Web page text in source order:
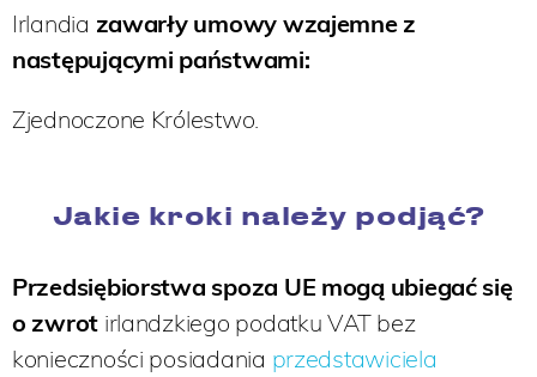
Irlandia zawarły umowy wzajemne z
następującymi państwami:
Zjednoczone Królestwo.
Jakie kroki należy podjąć?
Przedsiębiorstwa spoza UE mogą ubiegać się
o zwrot irlandzkiego podatku VAT bez
konieczności posiadania przedstawiciela